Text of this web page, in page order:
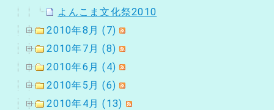
よんこま文化祭2010
2010年8月 (7)
2010年7月 (8)
2010年6月 (4)
2010年5月 (6)
2010年4月 (13)